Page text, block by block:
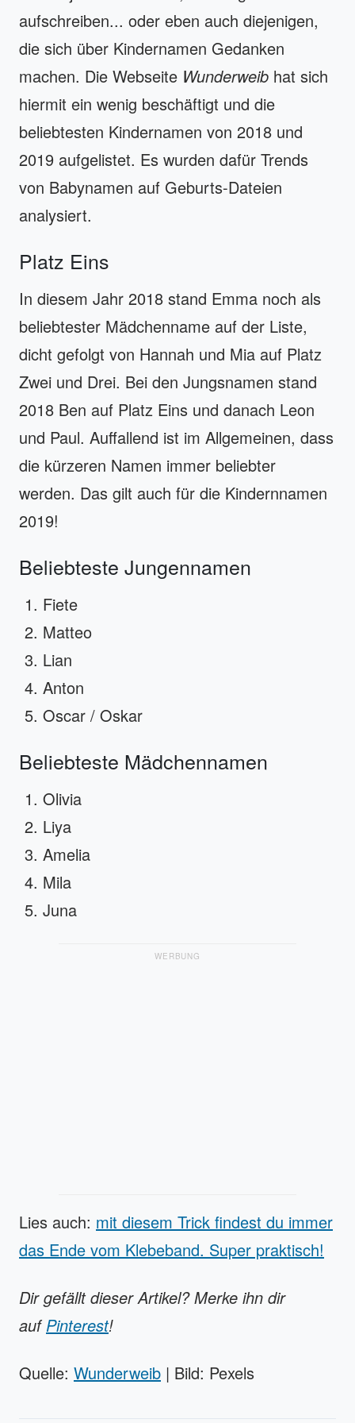
aufschreiben... oder eben auch diejenigen,
die sich über Kindernamen Gedanken
machen. Die Webseite Wunderweib hat sich
hiermit ein wenig beschäftigt und die
beliebtesten Kindernamen von 2018 und
2019 aufgelistet. Es wurden dafür Trends
von Babynamen auf Geburts-Dateien
analysiert.
Platz Eins
In diesem Jahr 2018 stand Emma noch als
beliebtester Mädchenname auf der Liste,
dicht gefolgt von Hannah und Mia auf Platz
Zwei und Drei. Bei den Jungsnamen stand
2018 Ben auf Platz Eins und danach Leon
und Paul. Auffallend ist im Allgemeinen, dass
die kürzeren Namen immer beliebter
werden. Das gilt auch für die Kindernnamen
2019!
Beliebteste Jungennamen
Fiete
Matteo
Lian
Anton
Oscar / Oskar
Beliebteste Mädchennamen
Olivia
Liya
Amelia
Mila
Juna
WERBUNG
Lies auch: mit diesem Trick findest du immer
das Ende vom Klebeband. Super praktisch!
Dir gefällt dieser Artikel? Merke ihn dir
aufPinterest!
Quelle: Wunderweib | Bild: Pexels